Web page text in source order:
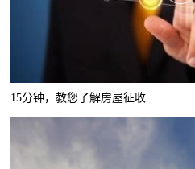
15分钟，教您了解房屋征收